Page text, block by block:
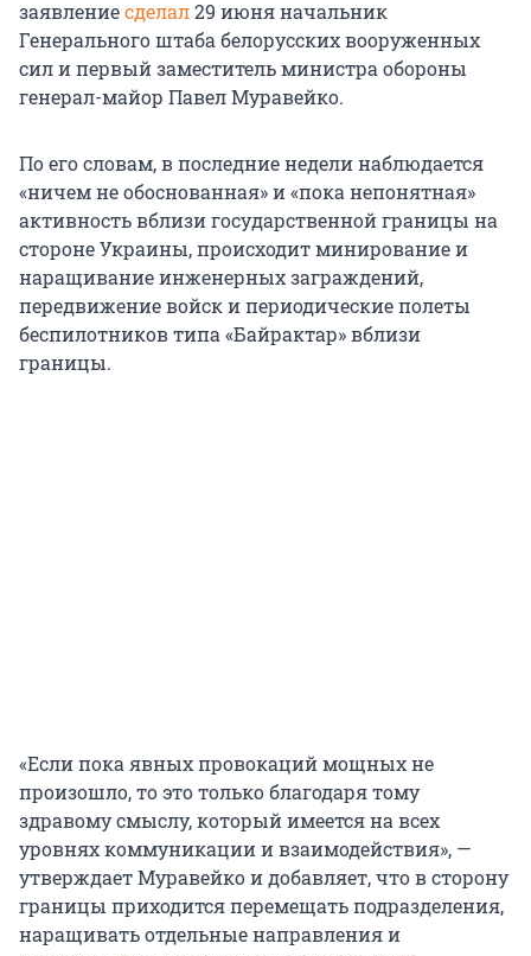
заявлениесделал29 июня начальник
Генерального штаба белорусских вооруженных
сил и первый заместитель министра обороны
генерал-майор Павел Муравейко.
По его словам, в последние недели наблюдается
«ничем не обоснованная» и «пока непонятная»
активность вблизи государственной границы на
стороне Украины, происходит минирование и
наращивание инженерных заграждений,
передвижение войск и периодические полеты
беспилотников типа «Байрактар» вблизи
границы.
«Если пока явных провокаций мощных не
произошло, то это только благодаря тому
здравому смыслу, который имеется на всех
уровнях коммуникации и взаимодействия», —
утверждает Муравейко и добавляет, что в сторону
границы приходится перемещать подразделения,
наращивать отдельные направления и